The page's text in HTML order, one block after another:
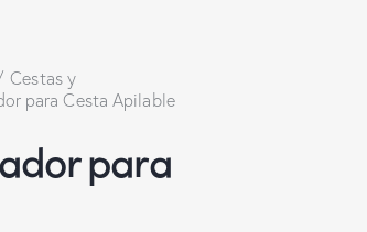
Cestas y
para Cesta Apilable
para